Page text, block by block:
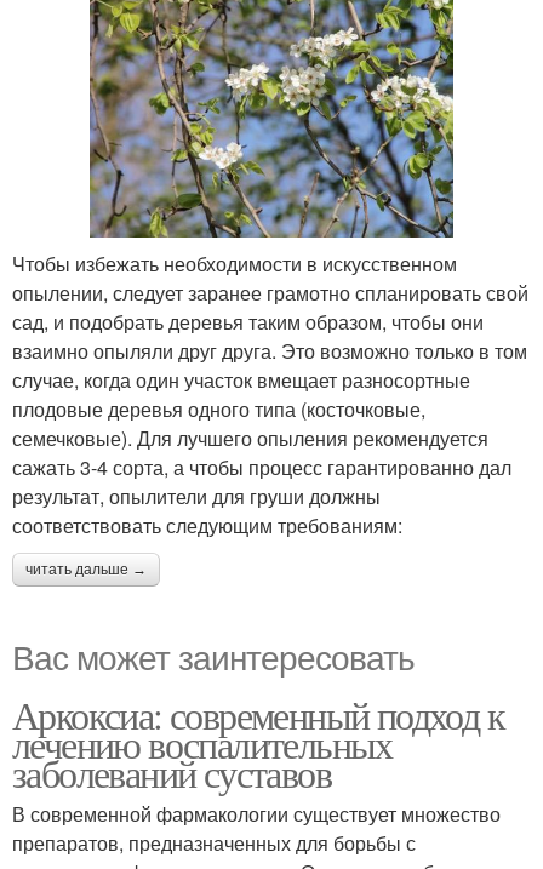
Чтобы избежать необходимости в искусственном
опылении, следует заранее грамотно спланировать свой
сад, и подобрать деревья таким образом, чтобы они
взаимно опыляли друг друга. Это возможно только в том
случае, когда один участок вмещает разносортные
плодовые деревья одного типа (косточковые,
семечковые). Для лучшего опыления рекомендуется
сажать 3-4 сорта, а чтобы процесс гарантированно дал
результат, опылители для груши должны
соответствовать следующим требованиям:
читать дальше →
Вас может заинтересовать
Аркоксиа: современный подход к
лечению воспалительных
заболеваний суставов
В современной фармакологии существует множество
препаратов, предназначенных для борьбы с